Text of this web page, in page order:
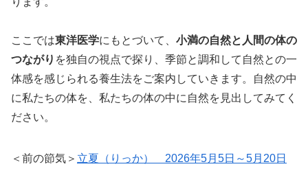
ここでは東洋医学にもとづいて、 小満の自然と人間の体の
つながり を独自の視点で探り、季節と調和して自然との一
体感を感じられる養生法をご案内していきます。自然の中
に私たちの体を、私たちの体の中に自然を見出してみてく
ださい。
＜前の節気＞ 立夏（りっか） 2026年5月5日～5月20日